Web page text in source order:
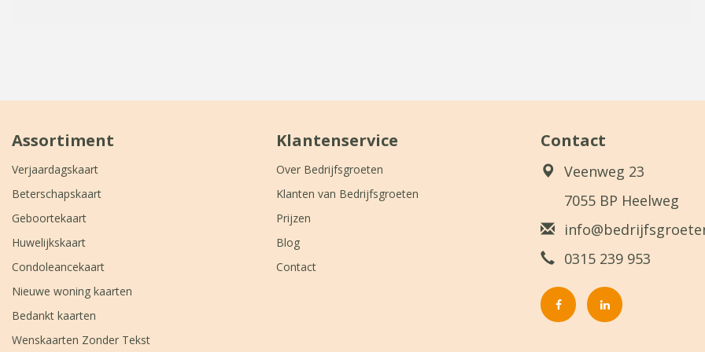
Assortiment
Verjaardagskaart
Beterschapskaart
Geboortekaart
Huwelijkskaart
Condoleancekaart
Nieuwe woning kaarten
Bedankt kaarten
Wenskaarten Zonder Tekst
Klantenservice
Over Bedrijfsgroeten
Klanten van Bedrijfsgroeten
Prijzen
Blog
Contact
Contact
Veenweg 23
7055 BP Heelweg
0315 239 953